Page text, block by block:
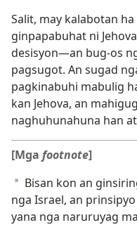
Salit, may kalabotan
ginpapabuhat ni
desisyon—an bug-os
pagsugot. An sugad
pagkinabuhi mabulig
kan Jehova, an
naghuhunahuna han
[Mga footnote]
a Bisan kon an
nga Israel, an
yana nga naruruyag